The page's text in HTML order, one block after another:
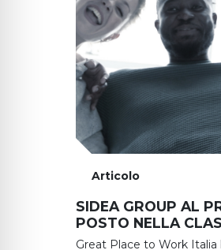
Articolo
SIDEA GROUP AL
POSTO NELLA
DEL BEST
Great Place to Work